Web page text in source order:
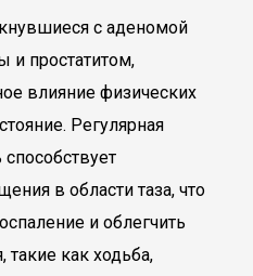
с аденомой
и простатитом,
влияние физических
Регулярная
в области таза, что
и облегчить
как ходьба,